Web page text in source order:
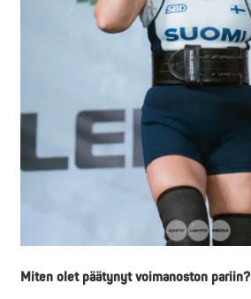
Miten olet päätynyt voimanoston pariin?